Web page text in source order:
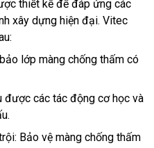
thiết kế để đáp ứng các
xây dựng hiện đại. Vitec
lớp màng chống thấm có
được các tác động cơ học và
Bảo vệ màng chống thấm